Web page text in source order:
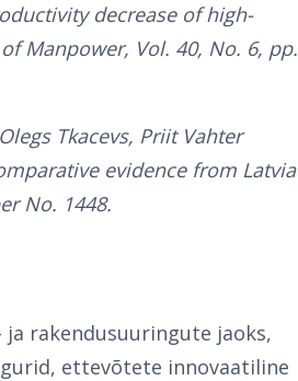
decrease of high-
Manpower, Vol. 40, No. 6, pp.
Tkacevs, Priit Vahter
evidence from Latvia
No. 1448.
rakendusuuringute jaoks,
ettevõtete innovaatiline